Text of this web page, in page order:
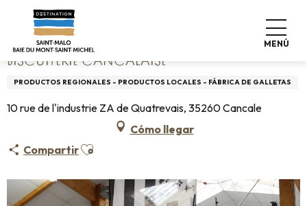
contenu
principal
MENÚ
Home Biscuiterie Cancalaise
BISCUITERIE CANCALAISE
PRODUCTOS REGIONALES - PRODUCTOS LOCALES - FÁBRICA DE GALLETAS
10 rue de l'industrie ZA de Quatrevais, 35260 Cancale
Cómo llegar
CompartirAjouter aux favoris